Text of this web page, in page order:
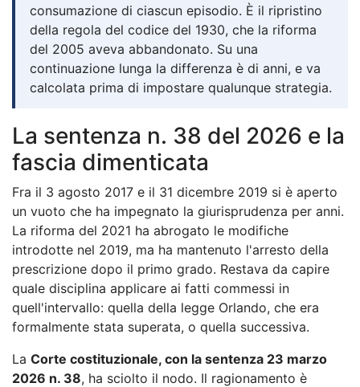
consumazione di ciascun episodio. È il ripristino
della regola del codice del 1930, che la riforma
del 2005 aveva abbandonato. Su una
continuazione lunga la differenza è di anni, e va
calcolata prima di impostare qualunque strategia.
La sentenza n. 38 del 2026 e la
fascia dimenticata
Fra il 3 agosto 2017 e il 31 dicembre 2019 si è aperto
un vuoto che ha impegnato la giurisprudenza per anni.
La riforma del 2021 ha abrogato le modifiche
introdotte nel 2019, ma ha mantenuto l'arresto della
prescrizione dopo il primo grado. Restava da capire
quale disciplina applicare ai fatti commessi in
quell'intervallo: quella della legge Orlando, che era
formalmente stata superata, o quella successiva.
La Corte costituzionale, con la sentenza 23 marzo
2026 n. 38, ha sciolto il nodo. Il ragionamento è